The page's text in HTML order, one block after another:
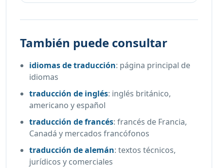
También puede consultar
idiomas de traducción: página principal de
idiomas
traducción de inglés: inglés británico,
americano y español
traducción de francés:francés de Francia,
Canadá y mercados francófonos
traducción de alemán:textos técnicos,
jurídicos y comerciales